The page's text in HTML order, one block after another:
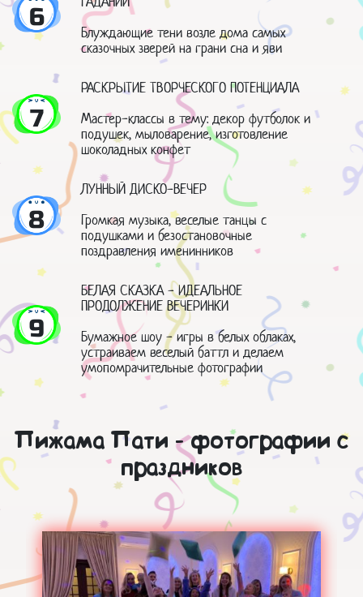
6
Блуждающие тени возле дома самых
сказочных зверей на грани сна и яви
7
РАСКРЫТИЕ ТВОРЧЕСКОГО ПОТЕНЦИАЛА
Мастер-классы в тему: декор футболок и
подушек, мыловарение, изготовление
шоколадных конфет
8
ЛУННЫЙ ДИСКО-ВЕЧЕР
Громкая музыка, веселые танцы с
подушками и безостановочные
поздравления именинников
9
БЕЛАЯ СКАЗКА - ИДЕАЛЬНОЕ
ПРОДОЛЖЕНИЕ ВЕЧЕРИНКИ
Бумажное шоу - игры в белых облаках,
устраиваем веселый баттл и делаем
умопомрачительные фотографии
Пижама Пати - фотографии с
праздников